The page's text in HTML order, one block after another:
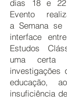
dias 18 e
Evento
a Semana se
interface
Estudos
uma certa
investigações
educação,
insuficiência